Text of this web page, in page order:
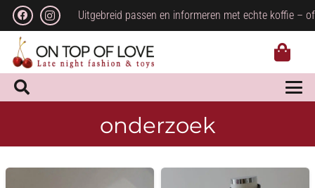
Uitgebreid passen en informeren met echte koffie –
onderzoek